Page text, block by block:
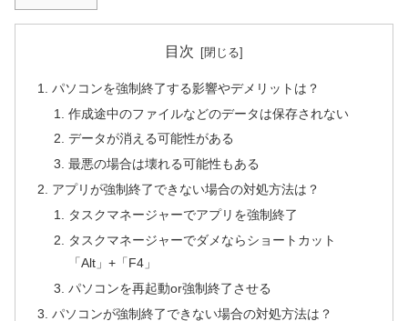
目次
パソコンを強制終了する影響やデメリットは？
作成途中のファイルなどのデータは保存されない
データが消える可能性がある
最悪の場合は壊れる可能性もある
アプリが強制終了できない場合の対処方法は？
タスクマネージャーでアプリを強制終了
タスクマネージャーでダメならショートカット
「Alt」+「F4」
パソコンを再起動or強制終了させる
パソコンが強制終了できない場合の対処方法は？